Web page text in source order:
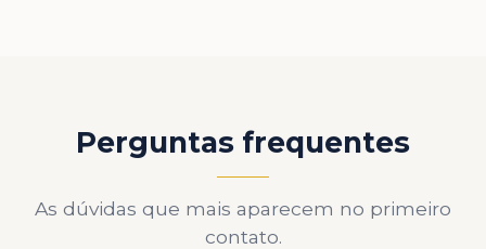
Perguntas frequentes
As dúvidas que mais aparecem no primeiro
contato.